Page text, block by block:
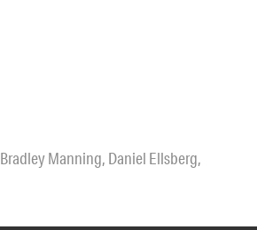
Bradley Manning, Daniel Ellsberg,